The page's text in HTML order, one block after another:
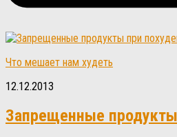
Что мешает нам худеть
12.12.2013
Запрещенные